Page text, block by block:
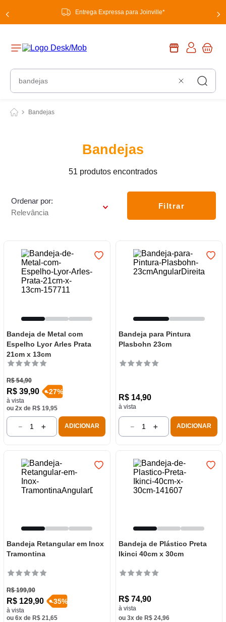
Entrega Expressa para Joinville*
O que você procura?
Bandejas
Bandejas
51 produtos
Ordenar por
Relevância
Filtrar
Bandeja de Metal com
Espelho Lyor Arles Prata
21cm x 13cm
R$ 54,90
R$ 39,90
à vista
-27%
ou 2x de R$ 19,95
＋
－ ADICIONAR
Bandeja para Pintura
Plasbohn 23cm
R$ 14,90
à vista
＋
－ ADICIONAR
Bandeja Retangular em Inox
Tramontina
R$ 199,90
R$ 129,90
à vista
-35%
ou 6x de R$ 21,65
Bandeja de Plástico Preta
Ikinci 40cm x 30cm
R$ 74,90
à vista
ou 3x de R$ 24,96